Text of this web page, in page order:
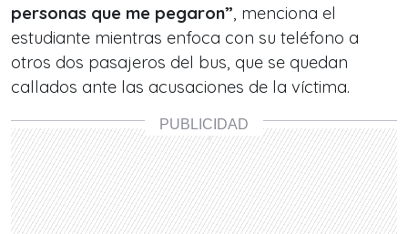
personas que me pegaron”, menciona el
estudiante mientras enfoca con su teléfono a
otros dos pasajeros del bus, que se quedan
callados ante las acusaciones de la víctima.